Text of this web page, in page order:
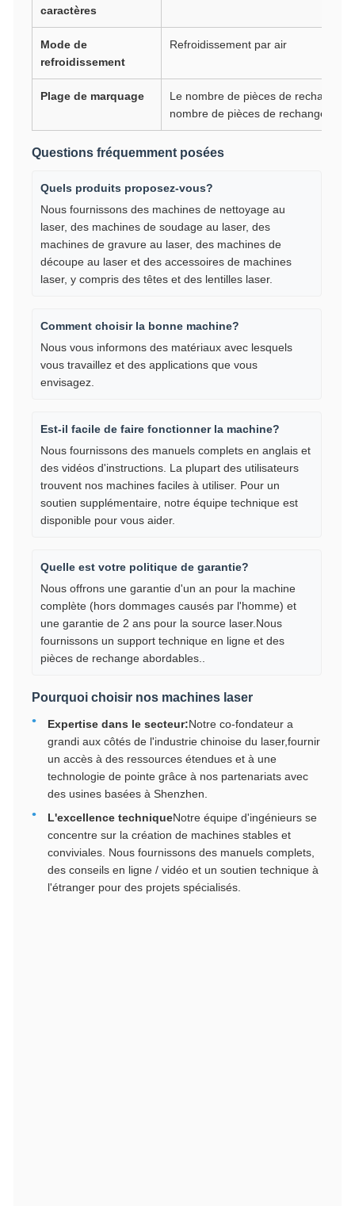
caractères
Mode de
refroidissement
Refroidissement par air
Plage de marquage
Le nombre de pièces de rechange
nombre de pièces de rechange.
Questions fréquemment posées
Quels produits proposez-vous?
Nous fournissons des machines de nettoyage au
laser, des machines de soudage au laser, des
machines de gravure au laser, des machines de
découpe au laser et des accessoires de machines
laser, y compris des têtes et des lentilles laser.
Comment choisir la bonne machine?
Nous vous informons des matériaux avec lesquels
vous travaillez et des applications que vous
envisagez.
Est-il facile de faire fonctionner la machine?
Nous fournissons des manuels complets en anglais et
des vidéos d'instructions. La plupart des utilisateurs
trouvent nos machines faciles à utiliser. Pour un
soutien supplémentaire, notre équipe technique est
disponible pour vous aider.
Quelle est votre politique de garantie?
Nous offrons une garantie d'un an pour la machine
complète (hors dommages causés par l'homme) et
une garantie de 2 ans pour la source laser.Nous
fournissons un support technique en ligne et des
pièces de rechange abordables..
Pourquoi choisir nos machines laser
Expertise dans le secteur:Notre co-fondateur a
grandi aux côtés de l'industrie chinoise du laser,fournir
un accès à des ressources étendues et à une
technologie de pointe grâce à nos partenariats avec
des usines basées à Shenzhen.
L'excellence techniqueNotre équipe d'ingénieurs se
concentre sur la création de machines stables et
conviviales. Nous fournissons des manuels complets,
des conseils en ligne / vidéo et un soutien technique à
l'étranger pour des projets spécialisés.